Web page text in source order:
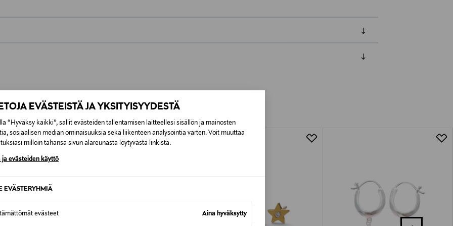
EVÄSTEISTÄ JA YKSITYISYYDESTÄ
“Hyväksy kaikki”, sallit evästeiden tallentamisen laitteellesi sisällön ja mainosten
sosiaalisen median ominaisuuksia sekä liikenteen analysointia varten. Voit muuttaa
milloin tahansa sivun alareunasta löytyvästä linkistä.
ja evästeiden käyttö
EVÄSTERYHMIÄ
evästeet Aina hyväksytty
7,90 €–50,00 € kuljetusyhtiöstä ja tuotteen koosta riippuen
Alk. 6,90 €, kun toimitus on saatavilla valittuun osoitteeseen.
NÄISTÄ